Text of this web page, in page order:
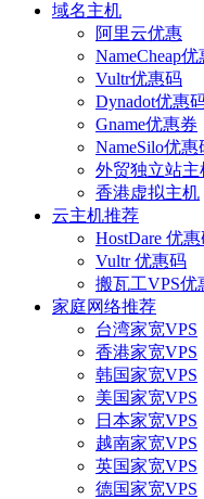
域名主机
阿里云优惠
NameCheap优
Vultr优惠码
Dynadot优惠
Gname优惠券
NameSilo优惠
外贸独立站主
香港虚拟主机
云主机推荐
HostDare 优
Vultr 优惠码
搬瓦工VPS优
家庭网络推荐
台湾家宽VPS
香港家宽VPS
韩国家宽VPS
美国家宽VPS
日本家宽VPS
越南家宽VPS
英国家宽VPS
德国家宽VPS